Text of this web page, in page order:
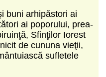
buni arhipăstori ai
ai poporului, prea­
Sfinţilor Iorest
de cununa vieţii,
sufletele